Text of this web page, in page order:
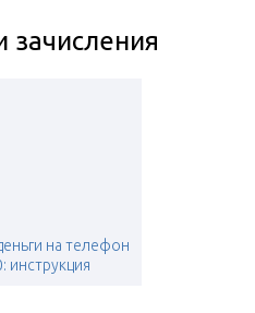
зачисления
на телефон
инструкция